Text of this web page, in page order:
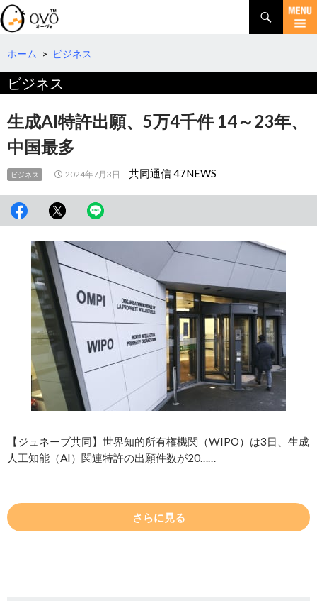
検
索
コ
テ
へ
動
ホーム > ビジネス
ビジネス
生成AI特許出願、5万4千件 14～23年、
中国最多
ビジネス 2024年7月3日 共同通信 47NEWS
【ジュネーブ共同】世界知的所有権機関（WIPO）は3日、生成
人工知能（AI）関連特許の出願件数が20……
さらに見る